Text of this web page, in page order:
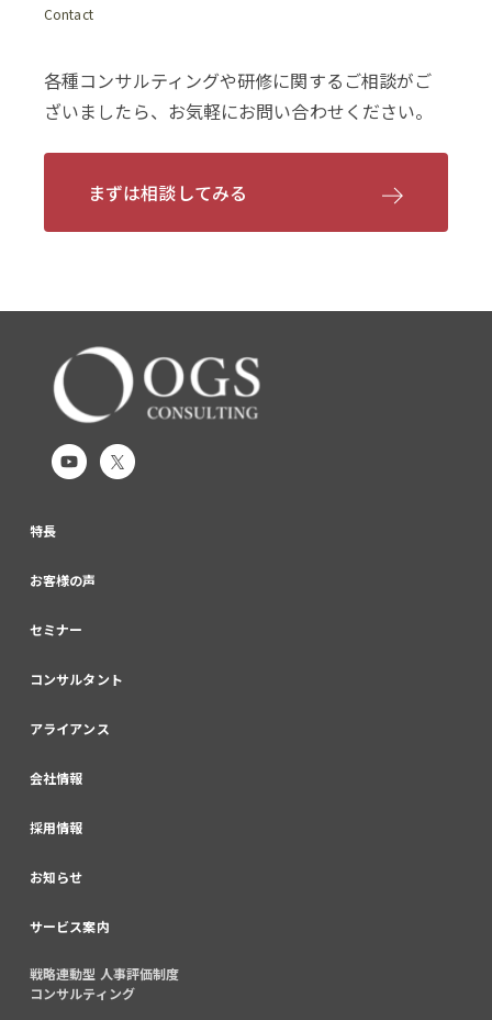
Contact
各種コンサルティングや研修に関するご相談がご
ざいましたら、お気軽にお問い合わせください。
まずは相談してみる
特長
お客様の声
セミナー
コンサルタント
アライアンス
会社情報
採用情報
お知らせ
サービス案内
戦略連動型 人事評価制度
コンサルティング